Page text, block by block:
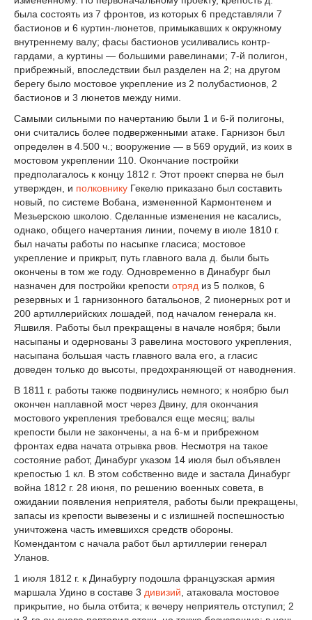
была состоять из 7 фронтов, из которых 6 представляли 7
бастионов и 6 куртин-люнетов, примыкавших к окружному
внутреннему валу; фасы бастионов усиливались контр-
гардами, а куртины — большими равелинами; 7-й полигон,
прибрежный, впоследствии был разделен на 2; на другом
берегу было мостовое укрепление из 2 полубастионов, 2
бастионов и 3 люнетов между ними.
Самыми сильными по начертанию были 1 и 6-й полигоны,
они считались более подверженными атаке. Гарнизон был
определен в 4.500 ч.; вооружение — в 569 орудий, из коих в
мостовом укреплении 110. Окончание постройки
предполагалось к концу 1812 г. Этот проект сперва не был
утвержден, и полковнику Гекелю приказано был составить
новый, по системе Вобана, измененной Кармонтенем и
Мезьерскою школою. Сделанные изменения не касались,
однако, общего начертания линии, почему в июле 1810 г.
был начаты работы по насыпке гласиса; мостовое
укрепление и прикрыт, путь главного вала д. были быть
окончены в том же году. Одновременно в Динабург был
назначен для постройки крепости отряд из 5 полков, 6
резервных и 1 гарнизонного батальонов, 2 пионерных рот и
200 артиллерийских лошадей, под началом генерала кн.
Яшвиля. Работы был прекращены в начале ноября; были
насыпаны и одернованы 3 равелина мостового укрепления,
насыпана большая часть главного вала его, а гласис
доведен только до высоты, предохраняющей от наводнения.
В 1811 г. работы также подвинулись немного; к ноябрю был
окончен наплавной мост через Двину, для окончания
мостового укрепления требовался еще месяц; валы
крепости были не закончены, а на 6-м и прибрежном
фронтах едва начата отрывка рвов. Несмотря на такое
состояние работ, Динабург указом 14 июля был объявлен
крепостью 1 кл. В этом собственно виде и застала Динабург
война 1812 г. 28 июня, по решению военных совета, в
ожидании появления неприятеля, работы были прекращены,
запасы из крепости вывезены и с излишней поспешностью
уничтожена часть имевшихся средств обороны.
Комендантом с начала работ был артиллерии генерал
Уланов.
1 июля 1812 г. к Динабургу подошла французская армия
маршала Удино в составе 3 дивизий , атаковала мостовое
прикрытие, но была отбита; к вечеру неприятель отступил; 2